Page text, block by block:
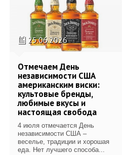
25.06.2026
Отмечаем День
независимости США
американским виски:
культовые бренды,
любимые вкусы и
настоящая свобода
4 июля отмечается День
независимости США –
веселье, традиции и хорошая
еда. Нет лучшего способа...